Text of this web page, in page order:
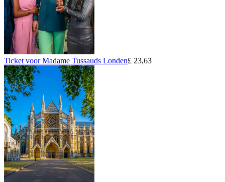
Ticket voor Madame Tussauds Londen£ 23,63